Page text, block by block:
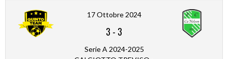
17 Ottobre 2024
3 - 3
Serie A 2024-2025